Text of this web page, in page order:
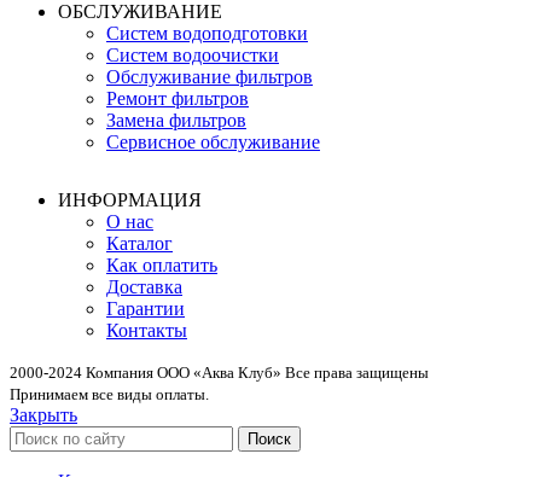
ОБСЛУЖИВАНИЕ
Систем водоподготовки
Систем водоочистки
Обслуживание фильтров
Ремонт фильтров
Замена фильтров
Сервисное обслуживание
ИНФОРМАЦИЯ
О нас
Каталог
Как оплатить
Доставка
Гарантии
Контакты
2000-2024 Компания ООО «Аква Клуб» Все права защищены
Принимаем все виды оплаты.
Закрыть
Поиск